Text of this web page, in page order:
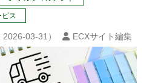
ス
2026-03-31 ）
ECXサイト編集